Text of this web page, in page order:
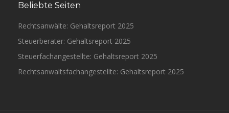
Beliebte Seiten
Rechtsanwälte: Gehaltsreport 2025
Steuerberater: Gehaltsreport 2025
Steuerfachangestellte: Gehaltsreport 2025
Rechtsanwaltsfachangestellte: Gehaltsreport 2025